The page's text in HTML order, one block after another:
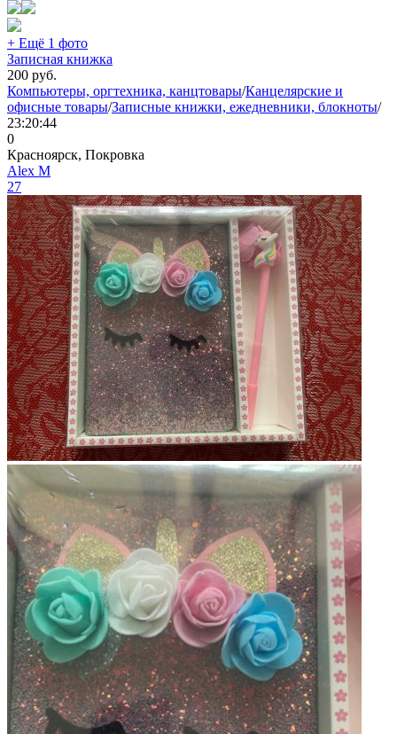
+ Ещё 1 фото
Записная книжка
200 руб.
Компьютеры, оргтехника, канцтовары/Канцелярские и
офисные товары/Записные книжки, ежедневники, блокноты/
23:20:44
0
Красноярск, Покровка
Aleх М
27